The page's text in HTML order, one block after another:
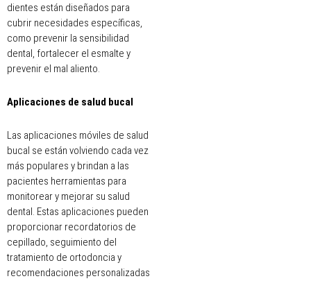
dientes están diseñados para
cubrir necesidades específicas,
como prevenir la sensibilidad
dental, fortalecer el esmalte y
prevenir el mal aliento.
Aplicaciones de salud bucal
Las aplicaciones móviles de salud
bucal se están volviendo cada vez
más populares y brindan a las
pacientes herramientas para
monitorear y mejorar su salud
dental. Estas aplicaciones pueden
proporcionar recordatorios de
cepillado, seguimiento del
tratamiento de ortodoncia y
recomendaciones personalizadas